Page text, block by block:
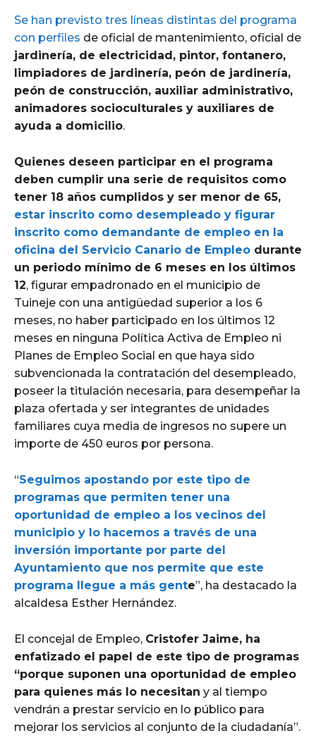
Se han previsto tres líneas distintas del programa
con perfiles de oficial de mantenimiento, oficial de
jardinería, de electricidad, pintor, fontanero,
limpiadores de jardinería, peón de jardinería,
peón de construcción, auxiliar administrativo,
animadores socioculturales y auxiliares de
ayuda a domicilio.
Quienes deseen participar en el programa
deben cumplir una serie de requisitos como
tener 18 años cumplidos y ser menor de 65,
estar inscrito como desempleado y figurar
inscrito como demandante de empleo en la
oficina del Servicio Canario de Empleo durante
un periodo mínimo de 6 meses en los últimos
12, figurar empadronado en el municipio de
Tuineje con una antigüedad superior a los 6
meses, no haber participado en los últimos 12
meses en ninguna Política Activa de Empleo ni
Planes de Empleo Social en que haya sido
subvencionada la contratación del desempleado,
poseer la titulación necesaria, para desempeñar la
plaza ofertada y ser integrantes de unidades
familiares cuya media de ingresos no supere un
importe de 450 euros por persona.
“Seguimos apostando por este tipo de
programas que permiten tener una
oportunidad de empleo a los vecinos del
municipio y lo hacemos a través de una
inversión importante por parte del
Ayuntamiento que nos permite que este
programa llegue a más gente”, ha destacado la
alcaldesa Esther Hernández.
El concejal de Empleo, Cristofer Jaime, ha
enfatizado el papel de este tipo de programas
“porque suponen una oportunidad de empleo
para quienes más lo necesitan y al tiempo
vendrán a prestar servicio en lo público para
mejorar los servicios al conjunto de la ciudadanía”.